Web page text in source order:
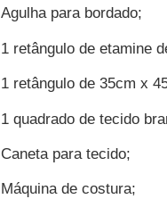
Agulha para bordado;
1 retângulo de etamine
1 retângulo de 35cm x
1 quadrado de tecido
Caneta para tecido;
Máquina de costura;